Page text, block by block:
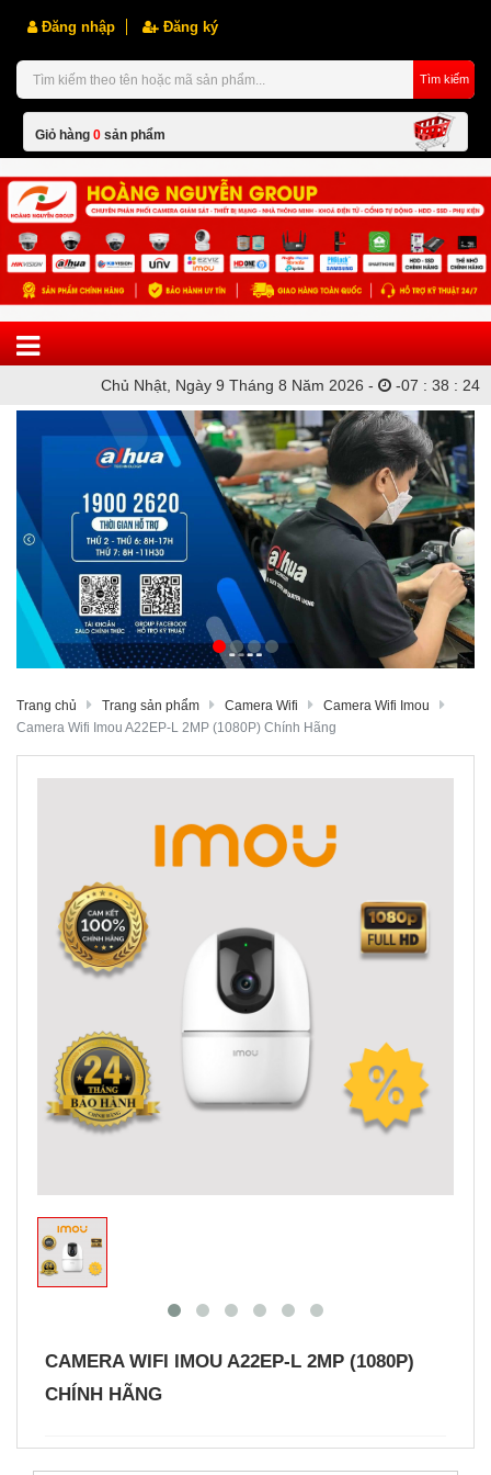
Đăng nhập Đăng ký
Tìm kiếm
Giỏ hàng 0 sản phẩm
Chủ Nhật, Ngày 9 Tháng 8 Năm 2026 - -07 : 38 : 24
Trang chủ Trang sản phẩm Camera Wifi
Camera Wifi Imou
Camera Wifi Imou A22EP-L 2MP (1080P) Chính Hãng
CAMERA WIFI IMOU A22EP-L 2MP (1080P)
CHÍNH HÃNG